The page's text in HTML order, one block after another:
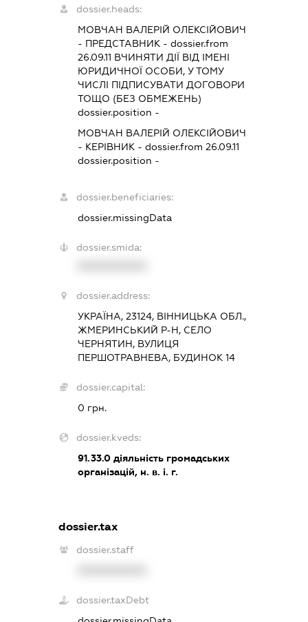
dossier.heads:
МОВЧАН ВАЛЕРІЙ ОЛЕКСІЙОВИЧ
- ПРЕДСТАВНИК - dossier.from
26.09.11 ВЧИНЯТИ ДІЇ ВІД ІМЕНІ
ЮРИДИЧНОЇ ОСОБИ, У ТОМУ
ЧИСЛІ ПІДПИСУВАТИ ДОГОВОРИ
ТОЩО (БЕЗ ОБМЕЖЕНЬ)
dossier.position -
МОВЧАН ВАЛЕРІЙ ОЛЕКСІЙОВИЧ
- КЕРІВНИК - dossier.from 26.09.11
dossier.position -
dossier.beneficiaries:
dossier.missingData
dossier.smida:
dossier.address:
УКРАЇНА, 23124, ВІННИЦЬКА ОБЛ.,
ЖМЕРИНСЬКИЙ Р-Н, СЕЛО
ЧЕРНЯТИН, ВУЛИЦЯ
ПЕРШОТРАВНЕВА, БУДИНОК 14
dossier.capital:
0 грн.
dossier.kveds:
91.33.0діяльність громадських
організацій, н. в. і. г.
dossier.tax
dossier.staff
dossier.taxDebt